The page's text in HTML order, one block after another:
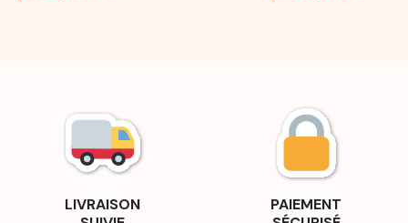
LIVRAISON
PAIEMENT